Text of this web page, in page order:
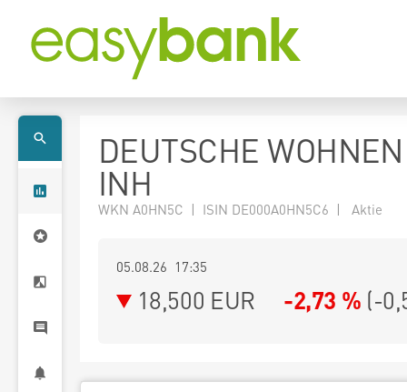
DEUTSCHE
INH
WKN A0HN5C | ISIN DE000A0HN5C6 | Aktie
05.08.26 17:35
18,500 EUR -2,73 % (-